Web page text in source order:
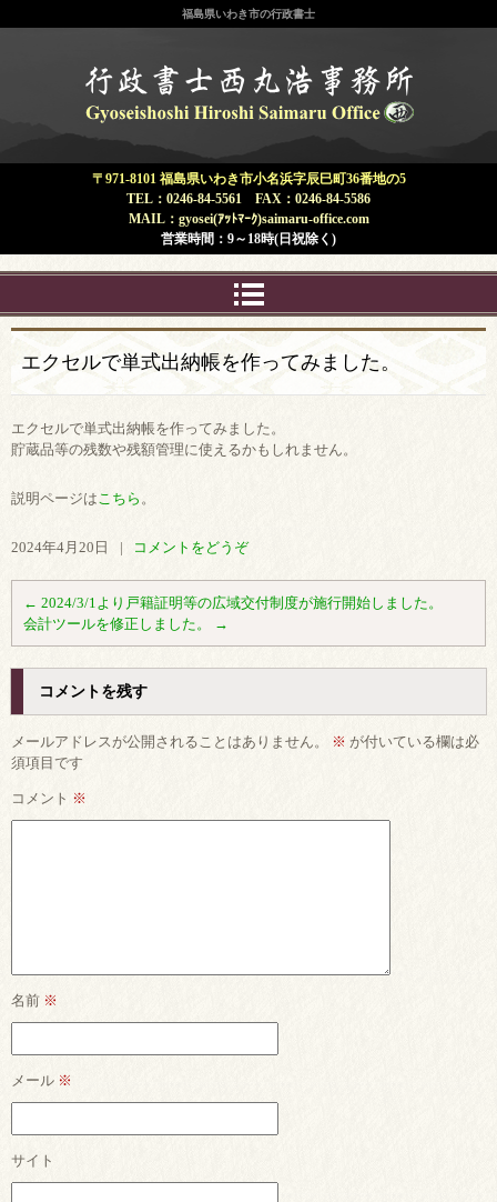
福島県 いわき市 | 行政書士 西丸浩
事務所
福島県いわき市の行政書士
〒971-8101 福島県いわき市小名浜字辰巳町36番地の5
TEL：0246-84-5561 FAX：0246-84-5586
MAIL：gyosei(ｱｯﾄﾏｰｸ)saimaru-office.com
営業時間：9～18時(日祝除く)
エクセルで単式出納帳を作ってみました。
エクセルで単式出納帳を作ってみました。
貯蔵品等の残数や残額管理に使えるかもしれません。
説明ページはこちら 。
2024年4月20日 | コメントをどうぞ
← 2024/3/1より戸籍証明等の広域交付制度が施行開始しました。
会計ツールを修正しました。
→
コメントを残す
メールアドレスが公開されることはありません。 ※ が付いている欄は必
須項目です
コメント ※
名前 ※
メール ※
サイト